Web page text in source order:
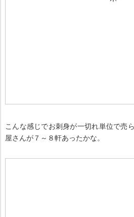
こんな感じでお刺身が一切れ単位で売
屋さんが７～８軒あったかな。